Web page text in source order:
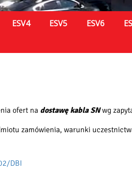
ESV4 ESV5 ESV6
ofert na dostawę kabla SNwg
zamówienia, warunki
DBI